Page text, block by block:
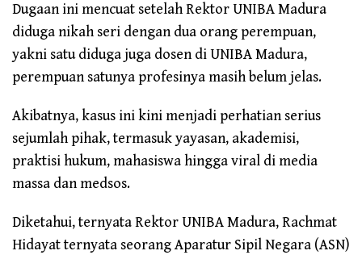
Dugaan ini mencuat setelah Rektor UNIBA Madura
diduga nikah seri dengan dua orang perempuan,
yakni satu diduga juga dosen di UNIBA Madura,
perempuan satunya profesinya masih belum jelas.
Akibatnya, kasus ini kini menjadi perhatian serius
sejumlah pihak, termasuk yayasan, akademisi,
praktisi hukum, mahasiswa hingga viral di media
massa dan medsos.
Diketahui, ternyata Rektor UNIBA Madura, Rachmat
Hidayat ternyata seorang Aparatur Sipil Negara (ASN)